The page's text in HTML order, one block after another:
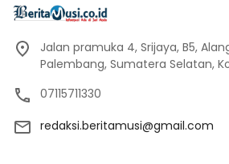
Jalan pramuka 4, Srijaya, B5,
Palembang, Sumatera Selatan,
07115711330
redaksi.beritamusi@gmail.com